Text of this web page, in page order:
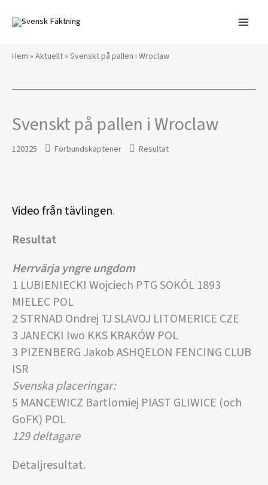
innehåll
Hem » Aktuellt» Svenskt på pallen i Wroclaw
Svenskt på pallen i Wroclaw
120325 Förbundskaptener Resultat
Video från tävlingen.
Resultat
Herrvärja yngre ungdom
1 LUBIENIECKI Wojciech PTG SOKÓL 1893
MIELEC POL
2 STRNAD Ondrej TJ SLAVOJ LITOMERICE CZE
3 JANECKI Iwo KKS KRAKÓW POL
3 PIZENBERG Jakob ASHQELON FENCING CLUB
ISR
Svenska placeringar:
5 MANCEWICZ Bartlomiej PIAST GLIWICE (och
GoFK) POL
129 deltagare
Detaljresultat.